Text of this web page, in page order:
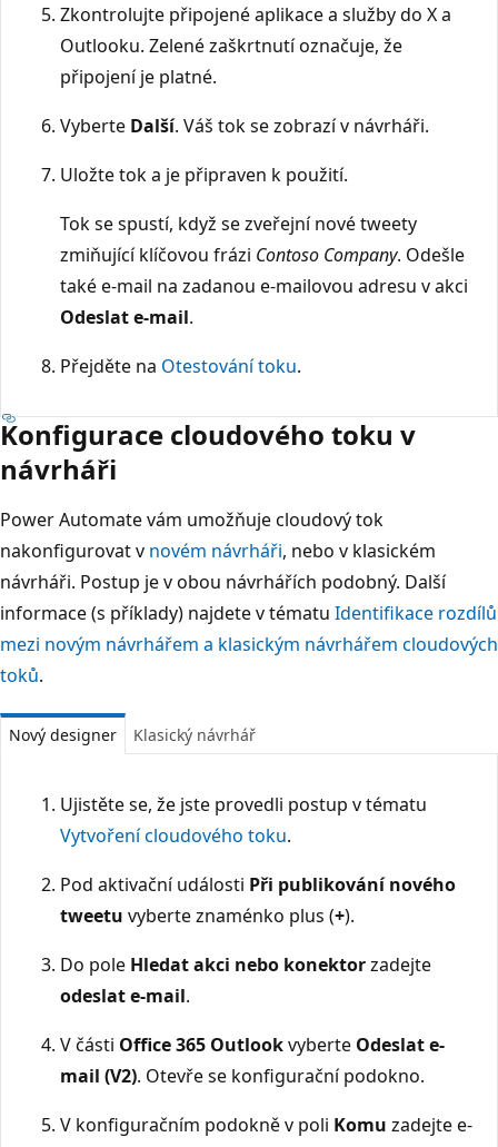
Zkontrolujte připojené aplikace a služby do X a
Outlooku. Zelené zaškrtnutí označuje, že
připojení je platné.
Vyberte Další. Váš tok se zobrazí v návrháři.
Uložte tok a je připraven k použití.
Tok se spustí, když se zveřejní nové tweety
zmiňující klíčovou frázi Contoso Company. Odešle
také e-mail na zadanou e-mailovou adresu v akci
Odeslat e-mail.
Přejděte na Otestování toku.
Konfigurace cloudového toku v
návrháři
Power Automate vám umožňuje cloudový tok
nakonfigurovat v novém návrháři, nebo v klasickém
návrháři. Postup je v obou návrhářích podobný. Další
informace (s příklady) najdete v tématu Identifikace rozdílů
mezi novým návrhářem a klasickým návrhářem cloudových
toků.
Nový designer Klasický návrhář
Ujistěte se, že jste provedli postup v tématu
Vytvoření cloudového toku.
Pod aktivační události Při publikování nového
tweetu vyberte znaménko plus (+).
Do pole Hledat akci nebo konektorzadejte
odeslat e-mail.
V části Office 365 Outlookvyberte Odeslat e-
mail (V2). Otevře se konfigurační podokno.
V konfiguračním podokně v poli Komu zadejte e-